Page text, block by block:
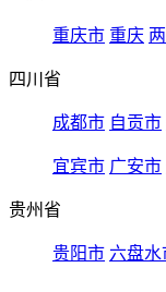
重庆市 重庆
四川省
成都市 自贡市
宜宾市 广安市
贵州省
贵阳市 六盘水